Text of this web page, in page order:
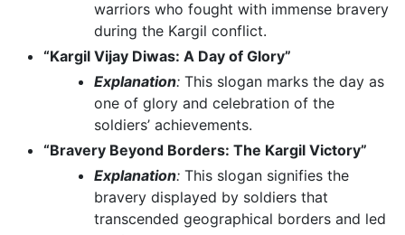
warriors who fought with immense bravery
during the Kargil conflict.
“Kargil Vijay Diwas: A Day of Glory”
Explanation: This slogan marks the day as
one of glory and celebration of the
soldiers’ achievements.
“Bravery Beyond Borders: The Kargil Victory”
Explanation: This slogan signifies the
bravery displayed by soldiers that
transcended geographical borders and led